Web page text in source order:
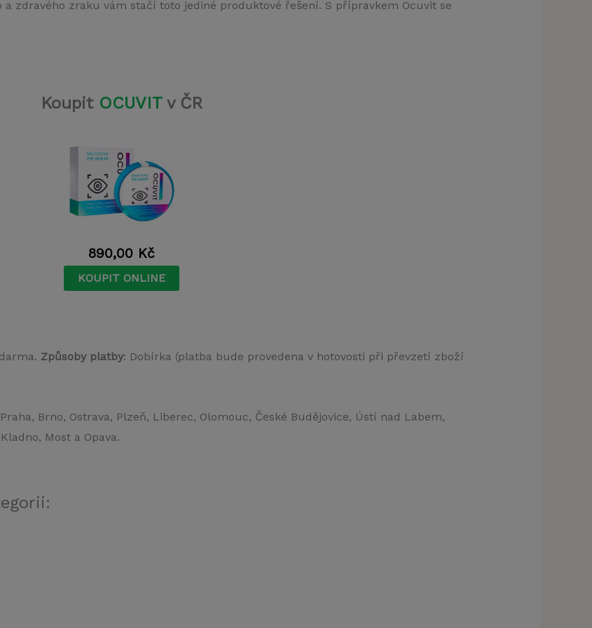
zdravého zraku vám stačí toto jediné produktové řešení. S přípravkem Ocuvit se
Koupit OCUVITv ČR
890,00 Kč
KOUPIT ONLINE
Způsoby platby: Dobírka (platba bude provedena v hotovosti při převzetí zboží
Brno, Ostrava, Plzeň, Liberec, Olomouc, České Budějovice, Ústí nad Labem,
Most a Opava.